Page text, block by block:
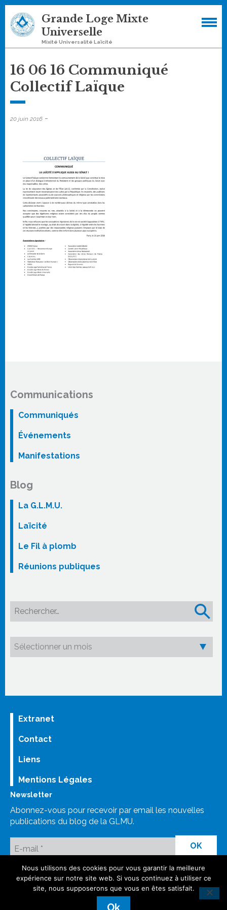
Skip
to
content
Grande Loge Mixte
Universelle
Mixité Universalité Laïcité
16 06 16 Communiqué
Collectif Laïque
20 juin 2016 -
Communications
Communiqués
Événements
Manifestations
Blog
La G.L.M.U.
Laïcité
Le Fil à plomb
Réunions publiques
Rechercher :
Extranet
Contact
Liens
Mentions Légales
Newsletter
Abonnez-vous pour recevoir par email les nouvelles
publications du blog de la GLMU.
LinkedIn
Bluesky
Mastodon
Facebook GLMU
Instagram
©GLMU
Nous utilisons des cookies pour vous garantir la meilleure
expérience sur notre site web. Si vous continuez à utiliser ce
site, nous supposerons que vous en êtes satisfait.
Ok